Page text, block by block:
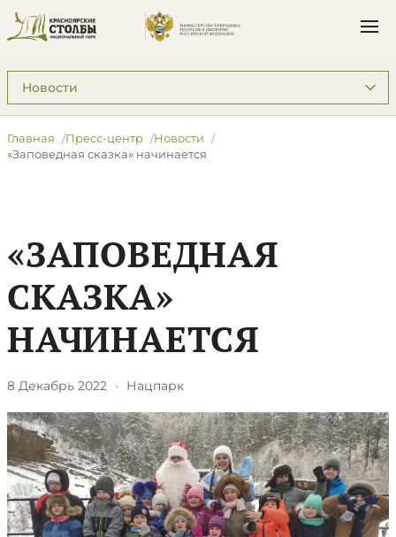
Подразделы: Пресс-центр
Главная Пресс-центр
Новости
​«Заповедная сказка» начинается
​«ЗАПОВЕДНАЯ
СКАЗКА»
НАЧИНАЕТСЯ
8 Декабрь 2022 · Нацпарк